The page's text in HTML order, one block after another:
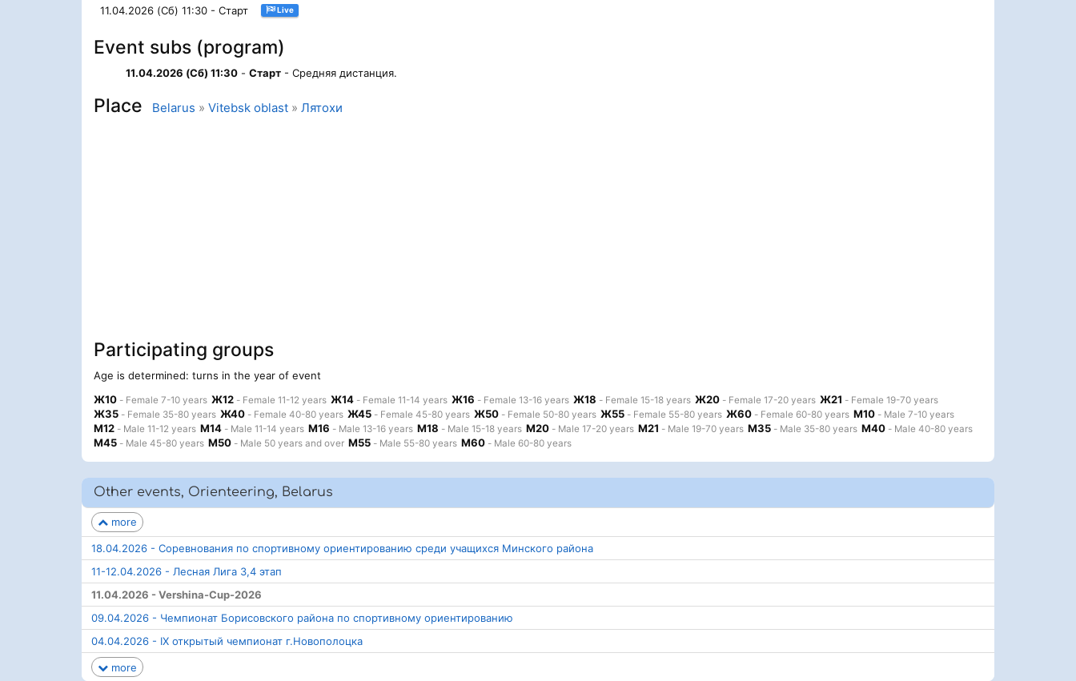
11.04.2026 (Сб) 11:30 - Старт Live
Event subs (program)
11.04.2026 (Сб) 11:30 - Старт - Средняя дистанция.
Place Belarus » Vitebsk oblast » Лятохи
Participating groups
Age is determined: turns in the year of event
Ж10 - Female 7-10 years Ж12 - Female 11-12 years Ж14 - Female 11-14 years Ж16 - Female 13-16 years Ж18 - Female 15-18 years Ж20 - Female 17-20 years Ж21 - Female 19-70 years
Ж35 - Female 35-80 years Ж40 - Female 40-80 years Ж45 - Female 45-80 years Ж50 - Female 50-80 years Ж55 - Female 55-80 years Ж60 - Female 60-80 years М10 - Male 7-10 years
М12 - Male 11-12 years М14 - Male 11-14 years М16 - Male 13-16 years М18 - Male 15-18 years М20 - Male 17-20 years М21 - Male 19-70 years М35 - Male 35-80 years М40 - Male 40-80 years
М45 - Male 45-80 years М50 - Male 50 years and over М55 - Male 55-80 years М60 - Male 60-80 years
Other events, Orienteering, Belarus
more
18.04.2026 - Соревнования по спортивному ориентированию среди учащихся Минского района
11-12.04.2026 - Лесная Лига 3,4 этап
11.04.2026 - Vershina-Cup-2026
09.04.2026 - Чемпионат Борисовского района по спортивному ориентированию
04.04.2026 - IX открытый чемпионат г.Новополоцка
more